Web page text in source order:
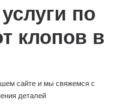
по
клопов в
сайте и мы свяжемся с
деталей